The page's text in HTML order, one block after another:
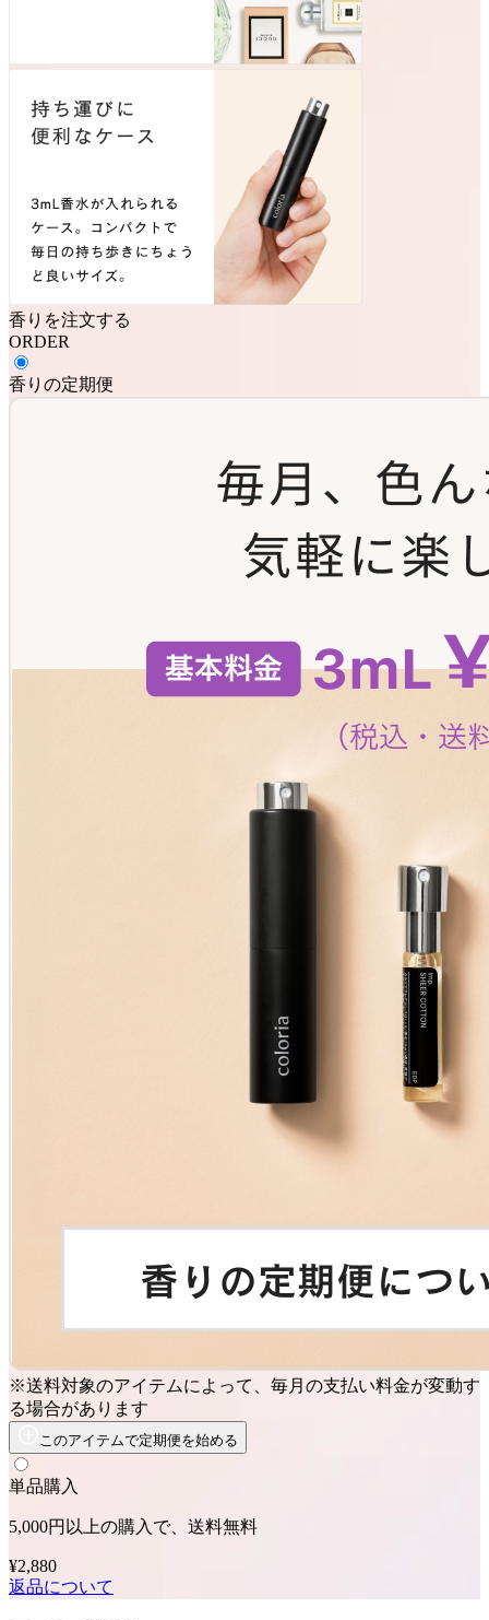
香りを注文する
ORDER
香りの定期便
※送料対象のアイテムによって、毎月の支払い料金が変動す
る場合があります
このアイテムで定期便を始める
単品購入
5,000円以上の購入で、送料無料
¥2,880
返品について